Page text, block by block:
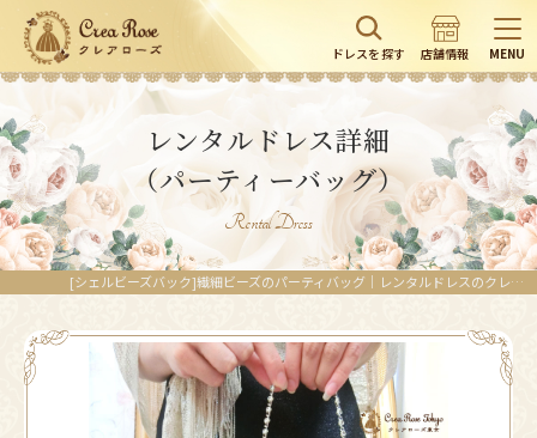
ドレスを探す 店舗情報 MENU
レンタルドレス詳細
（パーティーバッグ）
Rental Dress
[シェルビーズバック]繊細ビーズのパーティバッグ｜レンタルドレスのクレアローズ東京